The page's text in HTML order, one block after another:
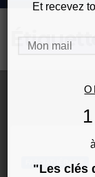
FASCIATHÉRAPIE
Et recevez
"Les clés